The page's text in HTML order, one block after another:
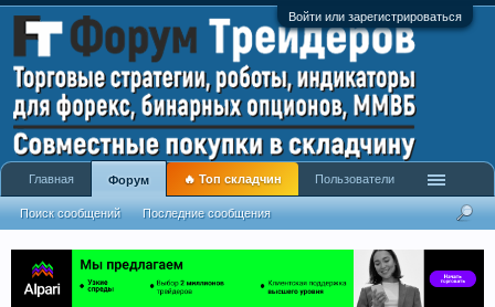
Войти или зарегистрироваться
Главная Форум
Поиск сообщений Последние сообщения
🔥 Топ складчин Пользователи